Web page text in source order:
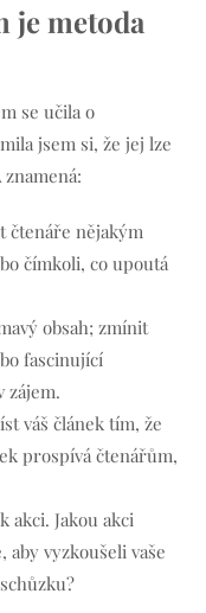
je metoda
se učila o
jsem si, že jej lze
čtenáře nějakým
čímkoli, co upoutá
obsah; zmínit
fascinující
zájem.
váš článek tím, že
prospívá čtenářům,
akci. Jakou akci
aby vyzkoušeli vaše